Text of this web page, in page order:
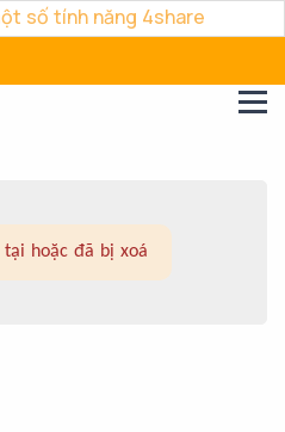
số tính năng 4share
tại hoặc đã bị xoá